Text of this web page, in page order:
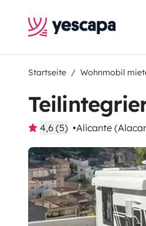
Startseite Wohnmobil
4,6 (5) Alicante